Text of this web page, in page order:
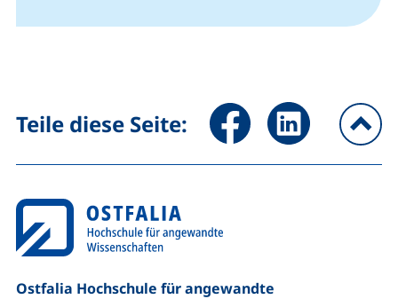
Teile diese Seite: Seite über Facebook teilen
Seite über
Ostfalia Hochschule für angewandte